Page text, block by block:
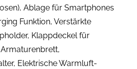
Ablage für Smartphones
Funktion, Verstärkte
Klappdeckel für
Elektrische Warmluft-